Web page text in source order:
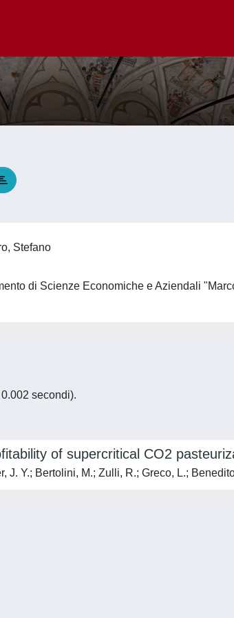
Stefano
di Scienze Economiche e Aziendali
secondi).
of supercritical CO2
J. Y.; Bertolini, M.; Zulli, R.; Greco, L.;